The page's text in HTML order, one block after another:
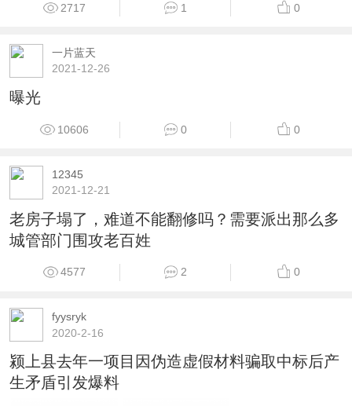
2717 1 0
一片蓝天
2021-12-26
曝光
10606 0 0
12345
2021-12-21
老房子塌了，难道不能翻修吗？需要派出那么多
城管部门围攻老百姓
4577 2 0
fyysryk
2020-2-16
颍上县去年一项目因伪造虚假材料骗取中标后产
生矛盾引发爆料